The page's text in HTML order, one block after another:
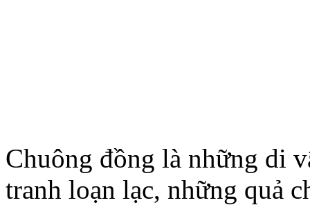
Chuông đồng là những di
tranh loạn lạc, những quả